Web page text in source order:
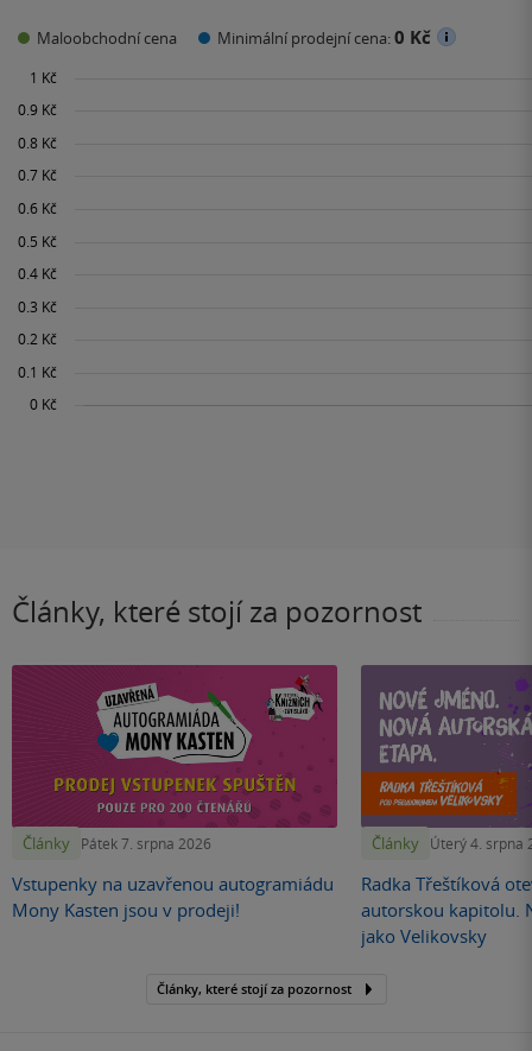
Maloobchodní cena Minimální prodejní cena:0 Kč
Články, které stojí za pozornost
Články Pátek 7. srpna 2026
Vstupenky na uzavřenou autogramiádu
Mony Kasten jsou v prodeji!
Články Úterý 4. srpna
Radka Třeštíková
autorskou kapitolu.
jako Velikovsky
Články, které stojí za pozornost